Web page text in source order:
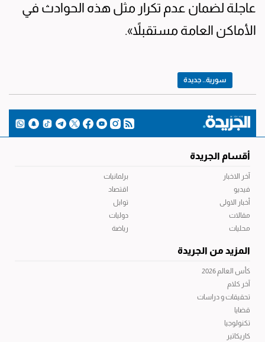
عاجلة لضمان عدم تكرار مثل هذه الحوادث في
الأماكن العامة مستقبلاً».
سورية.. جديدة
أقسام الجريدة
آخر الاخبار
فيديو
أخبار الاولى
مقالات
محليات
برلمانيات
اقتصاد
توابل
دوليات
رياضة
المزيد من الجريدة
كأس العالم 2026
آخر كلام
تحقيقات و دراسات
قضايا
تكنولوجيا
كاريكاتير